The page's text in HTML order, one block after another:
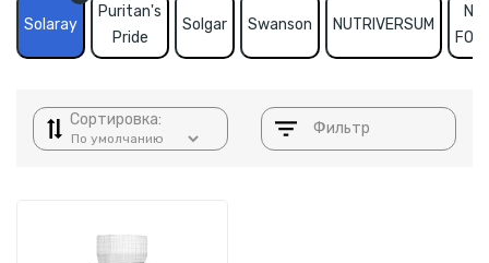
NUTRIVERSUM
Solaray Swanson
Puritan's
Pride
Solgar
Сортировка: Фильтр